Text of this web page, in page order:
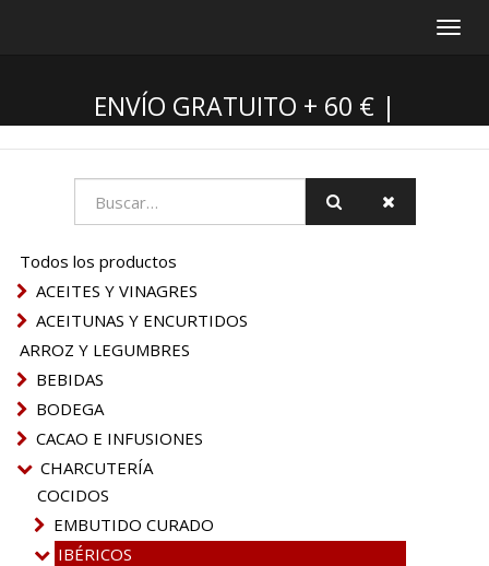
ENVÍO GRATUITO + 60 € |
¡RECOGIDA EN TIENDA GRATIS! |
ENVÍOS A LAS PROVINCIAS DE
CASTELLÓN Y VALENCIA
Todos los productos
ACEITES Y VINAGRES
ACEITUNAS Y ENCURTIDOS
ARROZ Y LEGUMBRES
BEBIDAS
BODEGA
CACAO E INFUSIONES
CHARCUTERÍA
COCIDOS
EMBUTIDO CURADO
IBÉRICOS